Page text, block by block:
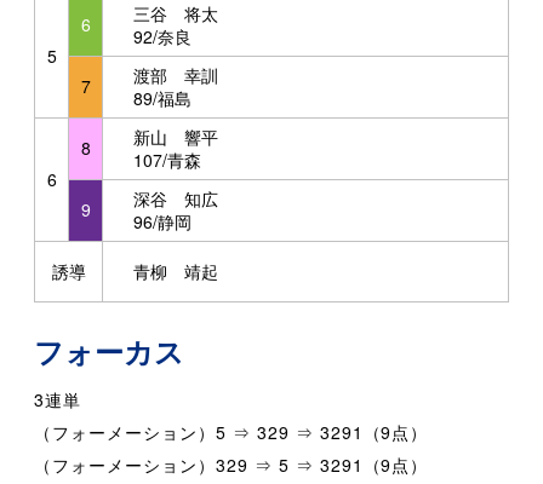
5
6
三谷 将太
92/奈良
7
渡部 幸訓
89/福島
6
8
新山 響平
107/青森
9
深谷 知広
96/静岡
誘導 青柳 靖起
フォーカス
3連単
（フォーメーション）5 ⇒ 329 ⇒ 3291（9点）
（フォーメーション）329 ⇒ 5 ⇒ 3291（9点）